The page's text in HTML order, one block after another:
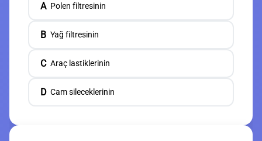
A Polen filtresinin
B Yağ filtresinin
C Araç lastiklerinin
D Cam sileceklerinin